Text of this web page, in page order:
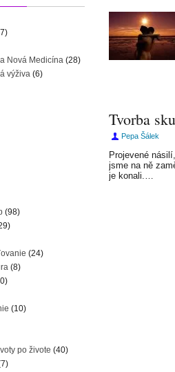
Tvorba
Pepa Šálek
Projevené
jsme na ně
je konali.…
Nová Medicína (28)
výživa (6)
(98)
(24)
(8)
(10)
po živote (40)